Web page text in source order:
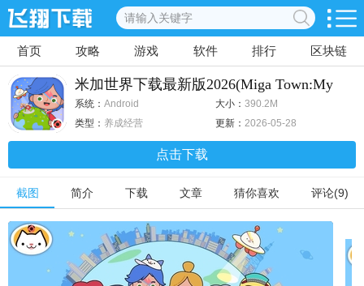
首页 攻略 游戏 软件 排行 区块链
米加世界下载最新版2026(Miga Town:My
World) v1.101官方版
系统： Android 大小： 390.2M
类型： 养成经营 更新： 2026-05-28
点击下载
截图 简介 下载 文章 猜你喜欢 评论(9)